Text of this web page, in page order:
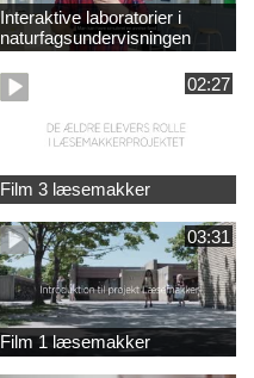
Interaktive laboratorier i
naturfagsundervisningen
02:27
Film 3 læsemakker
03:31
Film 1 læsemakker